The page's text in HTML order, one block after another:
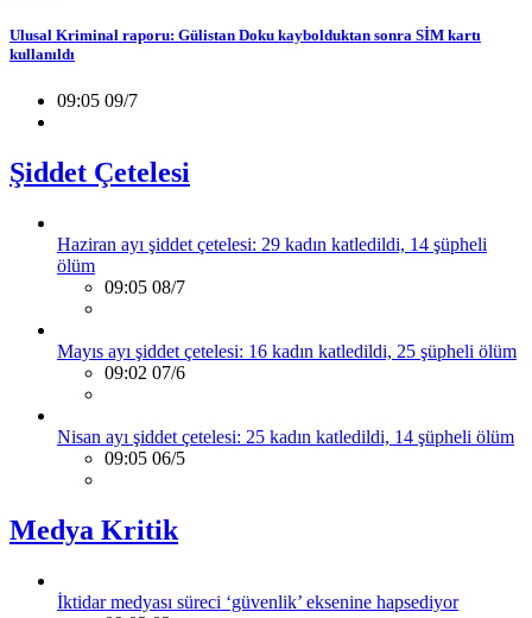
Ulusal Kriminal raporu: Gülistan Doku kaybolduktan sonra SİM kartı
kullanıldı
09:05 09/7
Şiddet Çetelesi
Haziran ayı şiddet çetelesi: 29 kadın katledildi, 14 şüpheli
ölüm
09:05 08/7
Mayıs ayı şiddet çetelesi: 16 kadın katledildi, 25 şüpheli ölüm
09:02 07/6
Nisan ayı şiddet çetelesi: 25 kadın katledildi, 14 şüpheli ölüm
09:05 06/5
Medya Kritik
İktidar medyası süreci ‘güvenlik’ eksenine hapsediyor